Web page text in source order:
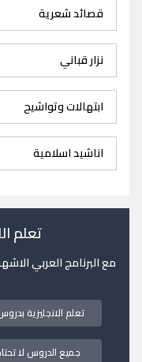
قصائد شعرية
نزار قباني
ابتهالات وتواشيح
اناشيد اسلامية
تعلم
مع البرنامج العربي الاشهر على
تعلم الانجليزية
جميع الدروس لا